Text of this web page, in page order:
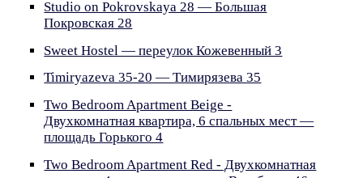
Studio on Pokrovskaya 28 — Большая
Покровская 28
Sweet Hostel — переулок Кожевенный 3
Timiryazeva 35-20 — Тимирязева 35
Two Bedroom Apartment Beige -
Двухкомнатная квартира, 6 спальных мест —
площадь Горького 4
Two Bedroom Apartment Red - Двухкомнатная